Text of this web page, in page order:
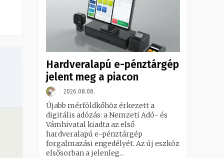
Hardveralapú e-pénztárgép
jelent meg a piacon
2026.08.08.
Újabb mérföldkőhöz érkezett a
digitális adózás: a Nemzeti Adó- és
Vámhivatal kiadta az első
hardveralapú e-pénztárgép
forgalmazási engedélyét. Az új eszköz
elsősorban a jelenleg...